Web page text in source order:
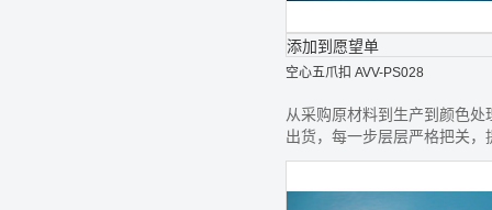
添加到愿望单
空心五爪扣 AVV-PS028
从采购原材料到生产到颜色处
出货，每一步层层严格把关，
最好的钮扣给您